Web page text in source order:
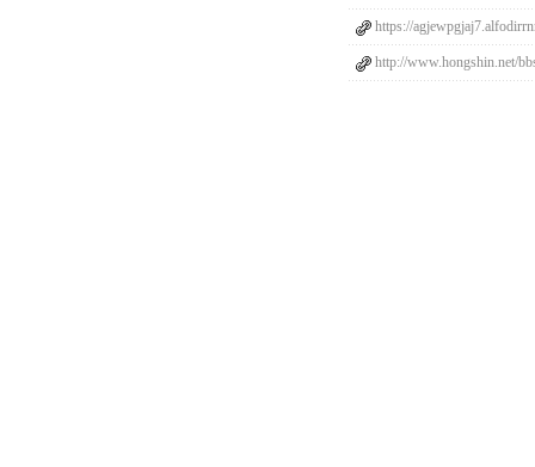
https://
http://www.hongshin.net/